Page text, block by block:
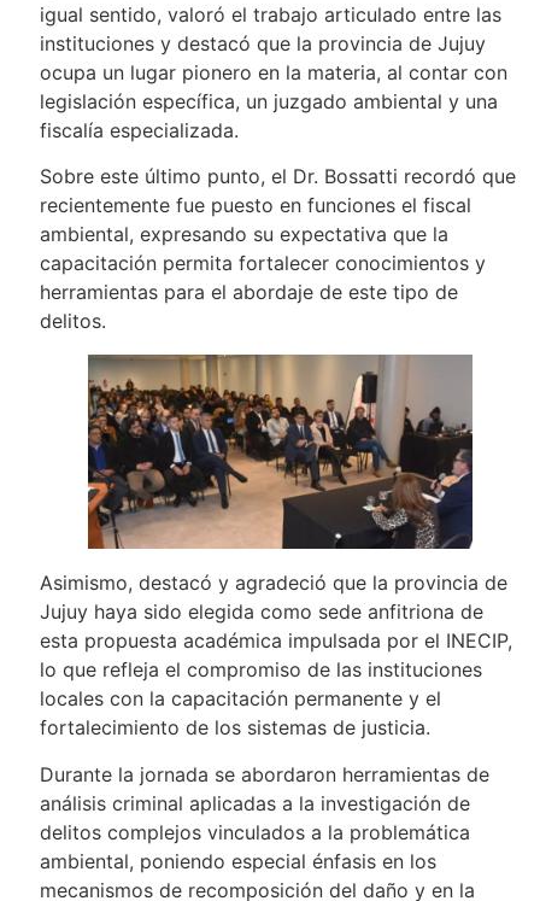
igual sentido, valoró el trabajo articulado entre las
instituciones y destacó que la provincia de Jujuy
ocupa un lugar pionero en la materia, al contar con
legislación específica, un juzgado ambiental y una
fiscalía especializada.
Sobre este último punto, el Dr. Bossatti recordó que
recientemente fue puesto en funciones el fiscal
ambiental, expresando su expectativa que la
capacitación permita fortalecer conocimientos y
herramientas para el abordaje de este tipo de
delitos.
Asimismo, destacó y agradeció que la provincia de
Jujuy haya sido elegida como sede anfitriona de
esta propuesta académica impulsada por el INECIP,
lo que refleja el compromiso de las instituciones
locales con la capacitación permanente y el
fortalecimiento de los sistemas de justicia.
Durante la jornada se abordaron herramientas de
análisis criminal aplicadas a la investigación de
delitos complejos vinculados a la problemática
ambiental, poniendo especial énfasis en los
mecanismos de recomposición del daño y en la